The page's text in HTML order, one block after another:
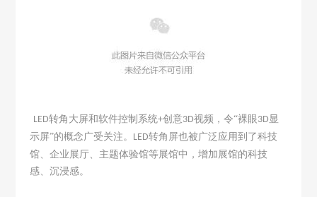
LED转角大屏和软件控制系统+创意3D视频，令“裸眼3D 显
示屏”的概念广受关注。 LED转角屏也被广泛应用到了科技
馆、企业展厅、主题体验馆等展馆中，增加展馆的科技
感、沉浸感。